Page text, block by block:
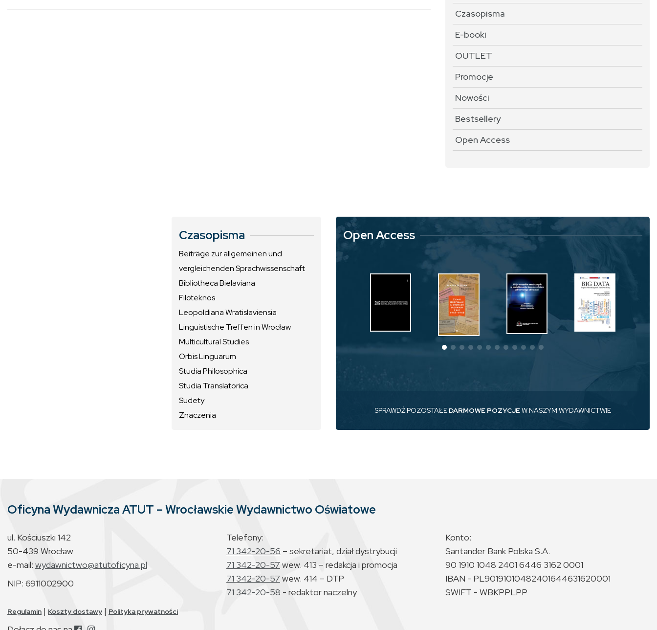
Czasopisma
E-booki
OUTLET
Promocje
Nowości
Bestsellery
Open Access
Czasopisma
Beiträge zur allgemeinen und
vergleichenden Sprachwissenschaft
Bibliotheca Bielaviana
Filoteknos
Leopoldiana Wratislaviensia
Linguistische Treffen in Wrocław
Multicultural Studies
Orbis Linguarum
Studia Philosophica
Studia Translatorica
Sudety
Znaczenia
Open Access
SPRAWDŹ POZOSTAŁE DARMOWE POZYCJEW NASZYM WYDAWNICTWIE
Oficyna Wydawnicza ATUT – Wrocławskie Wydawnictwo Oświatowe
ul. Kościuszki 142
50-439 Wrocław
e-mail: wydawnictwo@atutoficyna.pl
NIP: 6911002900
Telefony:
71 342-20-56 – sekretariat, dział dystrybucji
71 342-20-57 wew. 413 – redakcja i promocja
71 342-20-57 wew. 414 – DTP
71 342-20-58 - redaktor naczelny
Konto:
Santander Bank Polska S.A.
90 1910 1048 2401 6446 3162 0001
IBAN - PL90191010482401644631620001
SWIFT - WBKPPLPP
Regulamin | Koszty dostawy | Polityka prywatności